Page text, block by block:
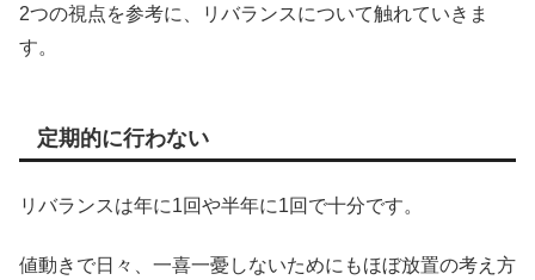
2つの視点を参考に、リバランスについて触れていきま
す。
定期的に行わない
リバランスは年に1回や半年に1回で十分です。
値動きで日々、一喜一憂しないためにもほぼ放置の考え方